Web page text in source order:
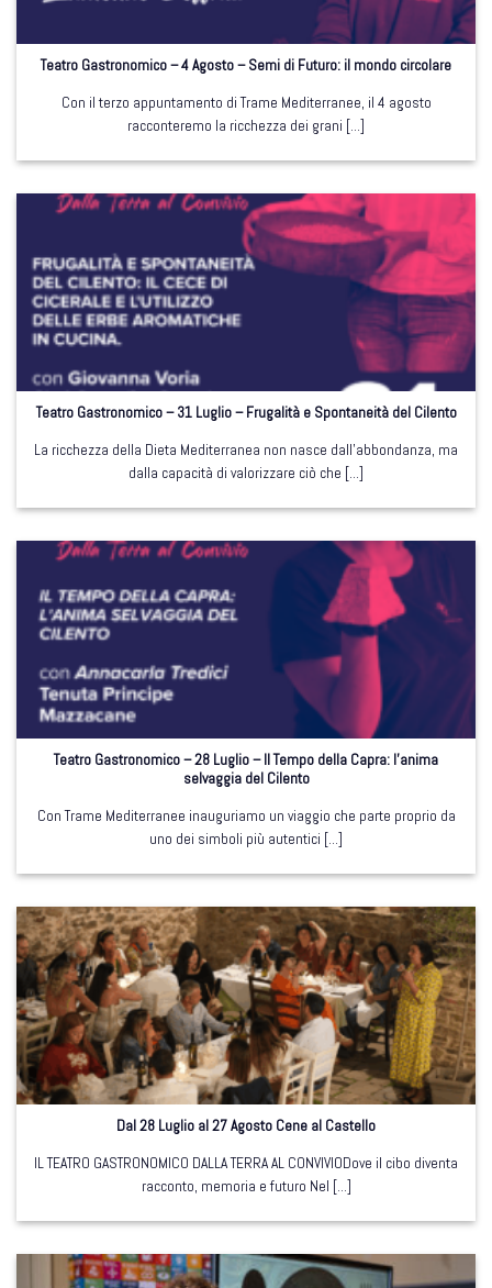
Teatro Gastronomico – 4 Agosto – Semi di Futuro: il mondo circolare
Con il terzo appuntamento di Trame Mediterranee, il 4 agosto
racconteremo la ricchezza dei grani [...]
Teatro Gastronomico – 31 Luglio – Frugalità e Spontaneità del Cilento
La ricchezza della Dieta Mediterranea non nasce dall’abbondanza, ma
dalla capacità di valorizzare ciò che [...]
Teatro Gastronomico – 28 Luglio – Il Tempo della Capra: l’anima
selvaggia del Cilento
Con Trame Mediterranee inauguriamo un viaggio che parte proprio da
uno dei simboli più autentici [...]
Dal 28 Luglio al 27 Agosto Cene al Castello
IL TEATRO GASTRONOMICO DALLA TERRA AL CONVIVIODove il cibo diventa
racconto, memoria e futuro Nel [...]